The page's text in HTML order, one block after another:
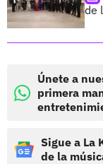
de
Únete a
primera
Sigue a La
de la